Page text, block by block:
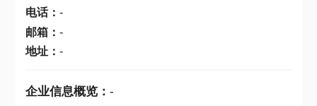
电话： -
邮箱： -
地址： -
企业信息概览： -